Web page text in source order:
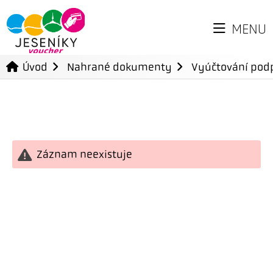
MENU
Úvod Nahrané dokumenty Vyúčtování
Záznam neexistuje